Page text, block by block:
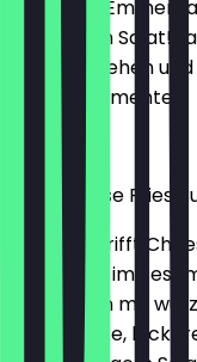
würzigem
knackigem Salat!
nicht entgehen
Genussmomente.
Chili Cheese Fries
Pommes trifft
zubereitet im
zusammen mit
Käse-Sauce,